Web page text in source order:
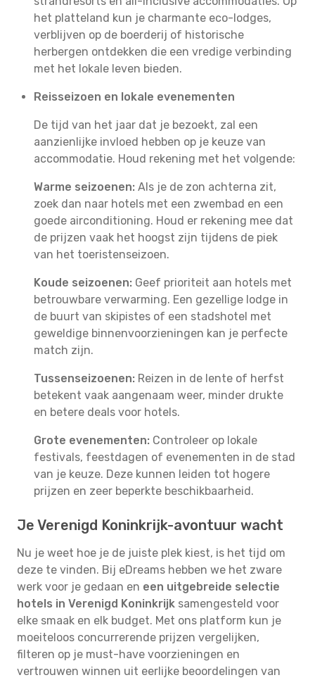
het platteland kun je charmante eco-lodges,
verblijven op de boerderij of historische
herbergen ontdekken die een vredige verbinding
met het lokale leven bieden.
Reisseizoen en lokale evenementen
De tijd van het jaar dat je bezoekt, zal een
aanzienlijke invloed hebben op je keuze van
accommodatie. Houd rekening met het volgende:
Warme seizoenen: Als je de zon achterna zit,
zoek dan naar hotels met een zwembad en een
goede airconditioning. Houd er rekening mee dat
de prijzen vaak het hoogst zijn tijdens de piek
van het toeristenseizoen.
Koude seizoenen: Geef prioriteit aan hotels met
betrouwbare verwarming. Een gezellige lodge in
de buurt van skipistes of een stadshotel met
geweldige binnenvoorzieningen kan je perfecte
match zijn.
Tussenseizoenen: Reizen in de lente of herfst
betekent vaak aangenaam weer, minder drukte
en betere deals voor hotels.
Grote evenementen: Controleer op lokale
festivals, feestdagen of evenementen in de stad
van je keuze. Deze kunnen leiden tot hogere
prijzen en zeer beperkte beschikbaarheid.
Je Verenigd Koninkrijk-avontuur wacht
Nu je weet hoe je de juiste plek kiest, is het tijd om
deze te vinden. Bij eDreams hebben we het zware
werk voor je gedaan en een uitgebreide selectie
hotels in Verenigd Koninkrijk samengesteld voor
elke smaak en elk budget. Met ons platform kun je
moeiteloos concurrerende prijzen vergelijken,
filteren op je must-have voorzieningen en
vertrouwen winnen uit eerlijke beoordelingen van